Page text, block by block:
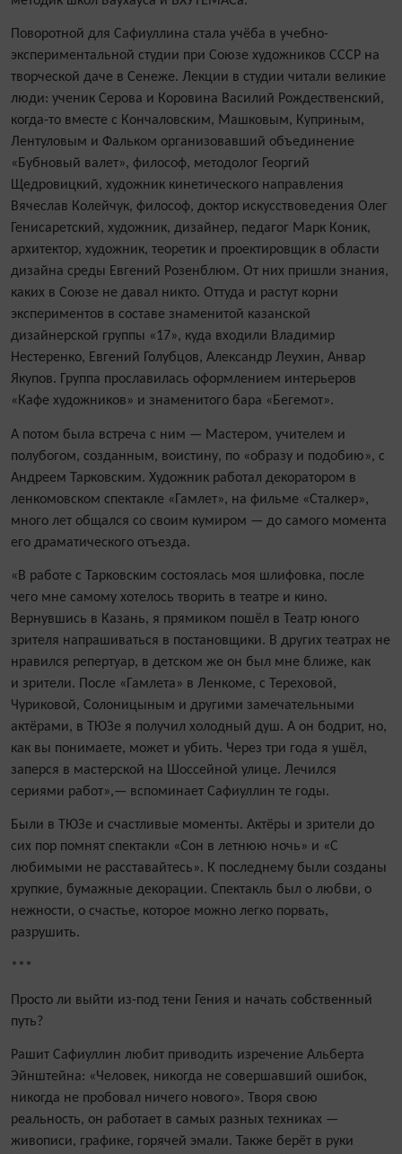
Поворотной для Сафиуллина стала учёба в учебно-
экспериментальной студии при Союзе художников СССР на
творческой даче в Сенеже. Лекции в студии читали великие
люди: ученик Серова и Коровина Василий Рождественский,
когда-то вместе с Кончаловским, Машковым, Куприным,
Лентуловым и Фальком организовавший объединение
«Бубновый валет», философ, методолог Георгий
Щедровицкий, художник кинетического направления
Вячеслав Колейчук, философ, доктор искусствоведения Олег
Генисаретский, художник, дизайнер, педагог Марк Коник,
архитектор, художник, теоретик и проектировщик в области
дизайна среды Евгений Розенблюм. От них пришли знания,
каких в Союзе не давал никто. Оттуда и растут корни
экспериментов в составе знаменитой казанской
дизайнерской группы «17», куда входили Владимир
Нестеренко, Евгений Голубцов, Александр Леухин, Анвар
Якупов. Группа прославилась оформлением интерьеров
«Кафе художников» и знаменитого бара «Бегемот».
А потом была встреча с ним — Мастером, учителем и
полубогом, созданным, воистину, по «образу и подобию», с
Андреем Тарковским. Художник работал декоратором в
ленкомовском спектакле «Гамлет», на фильме «Сталкер»,
много лет общался со своим кумиром — до самого момента
его драматического отъезда.
«В работе с Тарковским состоялась моя шлифовка, после
чего мне самому хотелось творить в театре и кино.
Вернувшись в Казань, я прямиком пошёл в Театр юного
зрителя напрашиваться в постановщики. В других театрах не
нравился репертуар, в детском же он был мне ближе, как
и зрители. После «Гамлета» в Ленкоме, с Тереховой,
Чуриковой, Солоницыным и другими замечательными
актёрами, в ТЮЗе я получил холодный душ. А он бодрит, но,
как вы понимаете, может и убить. Через три года я ушёл,
заперся в мастерской на Шоссейной улице. Лечился
сериями работ»,— вспоминает Сафиуллин те годы.
Были в ТЮЗе и счастливые моменты. Актёры и зрители до
сих пор помнят спектакли «Сон в летнюю ночь» и «С
любимыми не расставайтесь». К последнему были созданы
хрупкие, бумажные декорации. Спектакль был о любви, о
нежности, о счастье, которое можно легко порвать,
разрушить.
***
Просто ли выйти из-под тени Гения и начать собственный
путь?
Рашит Сафиуллин любит приводить изречение Альберта
Эйнштейна: «Человек, никогда не совершавший ошибок,
никогда не пробовал ничего нового». Творя свою
реальность, он работает в самых разных техниках —
живописи, графике, горячей эмали. Также берёт в руки